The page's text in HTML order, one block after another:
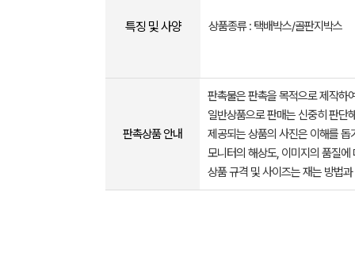
특징 및 사양 상품종류 : 택배박스/골판지박스
판촉상품 안내
판촉물은 판촉을 목적으로 제작하
일반상품으로 판매는 신중히 판단
제공되는 상품의 사진은 이해를
모니터의 해상도, 이미지의 품질
상품 규격 및 사이즈는 재는 방법